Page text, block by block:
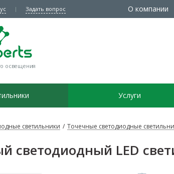
Задать вопрос О компании
освещения
Услуги
светильники / Точечные светодиодные
светодиодный LED